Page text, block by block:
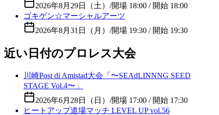
2026年8月29日（土） /開場 18:00 / 開始 18:00
ゴキゲン☆マーシャルアーツ
2026年8月31日（月） /開場 19:30 / 開始 19:30
近い日付のプロレス大会
川崎Post di Amistad大会「〜SEAdLINNNG SEED
STAGE Vol.4〜」
2026年6月28日（日） /開場 17:00 / 開始 17:30
ヒートアップ道場マッチ LEVEL UP vol.56